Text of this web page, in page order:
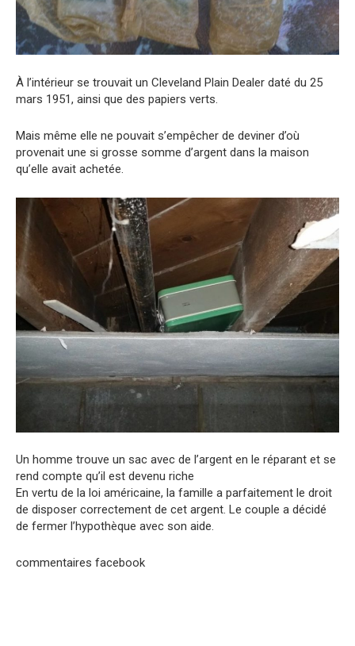
À l’intérieur se trouvait un Cleveland Plain Dealer daté du 25
mars 1951, ainsi que des papiers verts.
Mais même elle ne pouvait s’empêcher de deviner d’où
provenait une si grosse somme d’argent dans la maison
qu’elle avait achetée.
Un homme trouve un sac avec de l’argent en le réparant et se
rend compte qu’il est devenu riche
En vertu de la loi américaine, la famille a parfaitement le droit
de disposer correctement de cet argent. Le couple a décidé
de fermer l’hypothèque avec son aide.
commentaires facebook